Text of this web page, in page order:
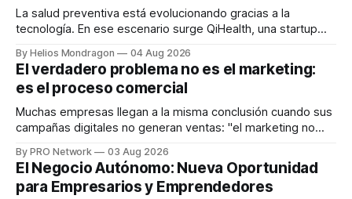
La salud preventiva está evolucionando gracias a la
tecnología. En ese escenario surge QiHealth, una startup
dispositivos inteligentes, inteligencia artificial y monitoreo
en tiempo real para ayudar a las personas a tomar mejores
decisiones sobre su salud metabólica. Su propuesta busca
responder
By Helios Mondragon 04 Aug 2026
El verdadero problema no es el marketing:
es el proceso comercial
Muchas empresas llegan a la misma conclusión cuando sus
campañas digitales no generan ventas: "el marketing no
INTERIUS, el problema suele estar en otro lugar. Durante
una entrevista para el podcast SER PRO, el especialista en
marketing digital explicó que
By PRO Network 03 Aug 2026
El Negocio Autónomo: Nueva Oportunidad
para Empresarios y Emprendedores